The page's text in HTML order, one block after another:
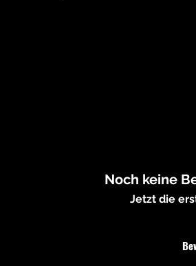
Noch keine
Jetzt die